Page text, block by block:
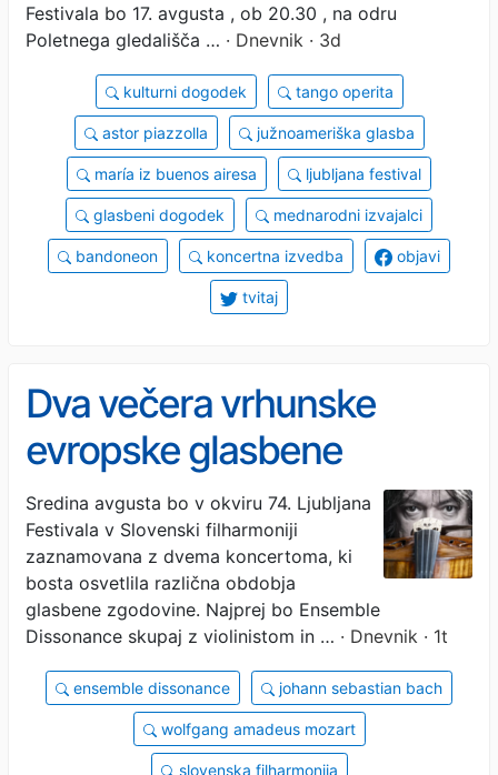
Festivala bo 17. avgusta , ob 20.30 , na odru
Poletnega gledališča … · Dnevnik · 3d
kulturni dogodek tango operita
astor piazzolla južnoameriška glasba
maría iz buenos airesa ljubljana festival
glasbeni dogodek mednarodni izvajalci
bandoneon koncertna izvedba objavi
tvitaj
Dva večera vrhunske
evropske glasbene
dediščine
Sredina avgusta bo v okviru 74. Ljubljana
Festivala v Slovenski filharmoniji
zaznamovana z dvema koncertoma, ki
bosta osvetlila različna obdobja
glasbene zgodovine. Najprej bo Ensemble
Dissonance skupaj z violinistom in … · Dnevnik · 1t
ensemble dissonance johann sebastian bach
wolfgang amadeus mozart
slovenska filharmonija